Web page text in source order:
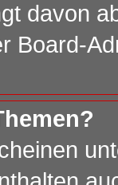
davon
Board-